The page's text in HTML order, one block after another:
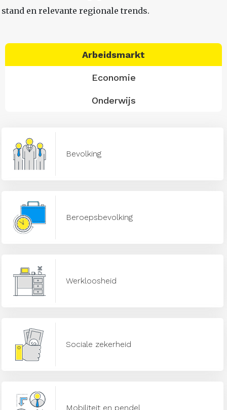
stand en relevante regionale trends.
Arbeidsmarkt
Economie
Onderwijs
Bevolking
Beroepsbevolking
Werkloosheid
Sociale zekerheid
Mobiliteit en pendel